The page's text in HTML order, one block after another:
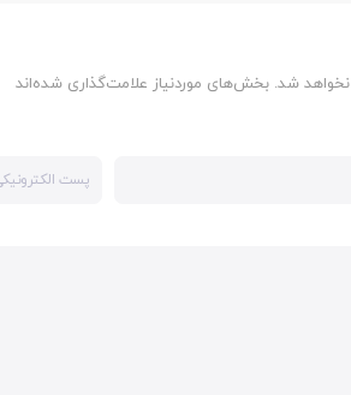
شد. بخش‌های موردنیاز علامت‌گذاری شده‌اند